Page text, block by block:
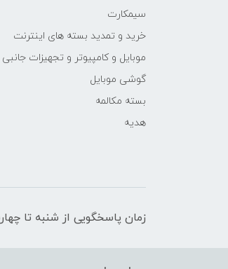
سیمکارت
خرید و تمدید بسته های اینترنت
موبایل و کامپیوتر و تجهیزات جانبی
گوشی موبایل
بسته مکالمه
هدیه
زمان پاسخگویی از شنبه تا چهارشنبه از ساعت 10